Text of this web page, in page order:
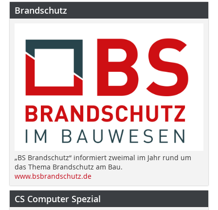
Brandschutz
„BS Brandschutz“ informiert zweimal im Jahr rund um
das Thema Brandschutz am Bau.
www.bsbrandschutz.de
CS Computer Spezial